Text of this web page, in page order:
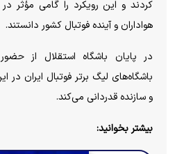
کردند و این رویکرد را گامی مؤثر
هواداران و آینده فوتبال کشور دانستند.
در پایان باشگاه استقلال از
باشگاه‌های لیگ برتر فوتبال ایران
و سازنده قدردانی می‌کند.
بیشتر بخوانید: